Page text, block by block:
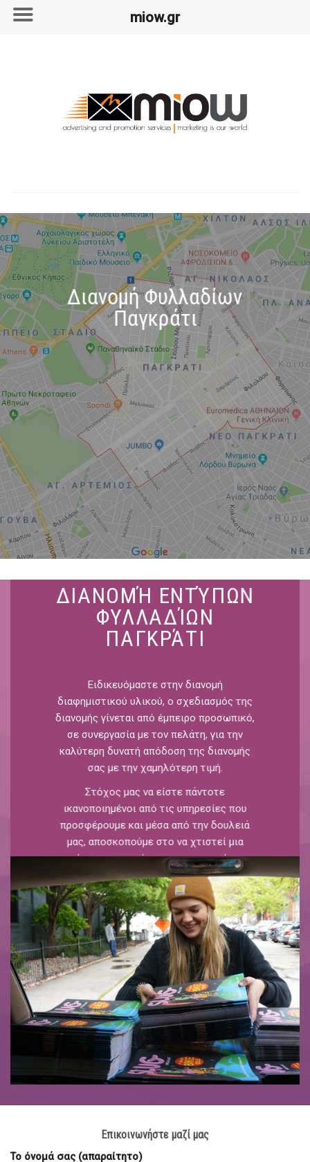
Διανομή Φυλλαδίων
Παγκράτι
ΔΙΑΝΟΜΉ ΕΝΤΎΠΩΝ
ΦΥΛΛΑΔΊΩΝ
ΠΑΓΚΡΆΤΙ
Ειδικευόμαστε στην διανομή
διαφημιστικού υλικού, ο σχεδιασμός της
διανομής γίνεται από έμπειρο προσωπικό,
σε συνεργασία με τον πελάτη, για την
καλύτερη δυνατή απόδοση της διανομής
σας με την χαμηλότερη τιμή.
Στόχος μας να είστε πάντοτε
ικανοποιημένοι από τις υπηρεσίες που
προσφέρουμε και μέσα από την δουλειά
μας, αποσκοπούμε στο να χτιστεί μια
σχέση εμπιστοσύνης και μακροχρόνιας
συνεργασίας.
Το πολυάριθμο και έμπειρο προσωπικό
μας, εγγυάται την σωστή, ασφαλή και
αποτελεσματική διανομή των εντύπων
σας.
Επικοινωνήστε μαζί μας
Το όνομά σας (απαραίτητο)
miow.gr